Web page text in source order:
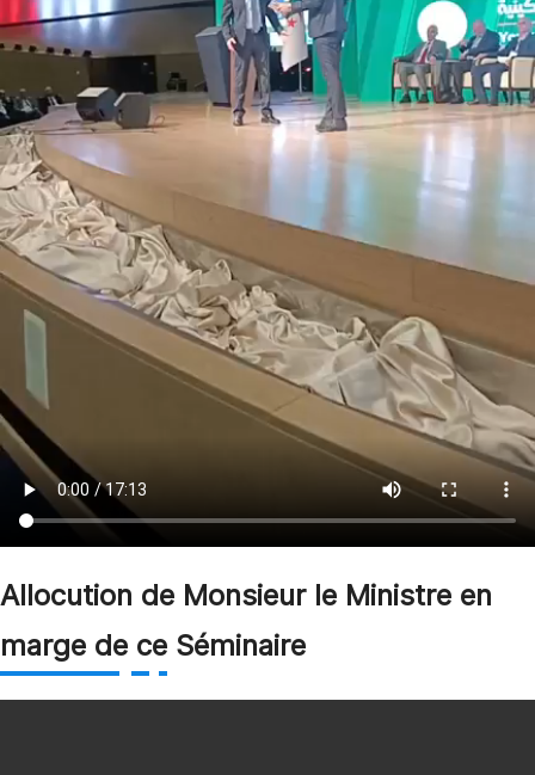
Allocution de Monsieur le Ministre en
marge de ce Séminaire